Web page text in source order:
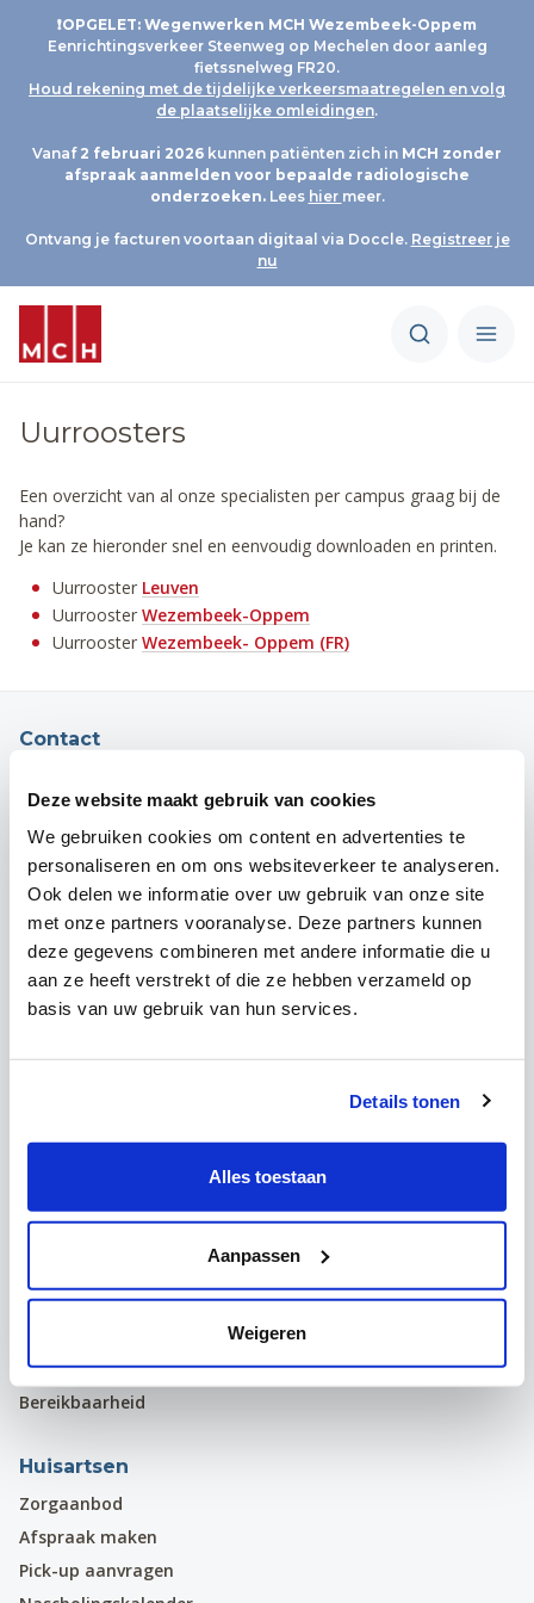
Deze website maakt gebruik van cookies
We gebruiken cookies om content en advertenties te
personaliseren en om ons websiteverkeer te analyseren.
Ook delen we informatie over uw gebruik van onze site
met onze partners vooranalyse. Deze partners kunnen
deze gegevens combineren met andere informatie die u
aan ze heeft verstrekt of die ze hebben verzameld op
basis van uw gebruik van hun services.
Details tonen
Alles toestaan
Aanpassen
Weigeren
❗OPGELET: Wegenwerken MCH Wezembeek-Oppem
Eenrichtingsverkeer Steenweg op Mechelen door aanleg
fietssnelweg FR20.
Houd rekening met de tijdelijke verkeersmaatregelen en volg
de plaatselijke omleidingen.
Vanaf 2 februari 2026 kunnen patiënten zich in MCH zonder
afspraak aanmelden voor bepaalde radiologische
onderzoeken.Lees hier meer.
Ontvang je facturen voortaan digitaal via Doccle. Registreer je
nu
Uurroosters
Een overzicht van al onze specialisten per campus graag bij de
hand?
Je kan ze hieronder snel en eenvoudig downloaden en printen.
Uurrooster Leuven
Uurrooster Wezembeek-Oppem
Uurrooster Wezembeek- Oppem (FR)
Contact
Maria Theresiastraat 63 A
3000 Leuven
Onthaal:016 31 01 00
BE 0405.775.051
Campus Wezembeek-Oppem
Hardstraat 12
1970 Wezembeek-Oppem
Onthaal:016 31 01 00
Facebook
LinkedIn
Raadplegingen
Mynexuzhealth
Bereikbaarheid
Huisartsen
Zorgaanbod
Afspraak maken
Pick-up aanvragen